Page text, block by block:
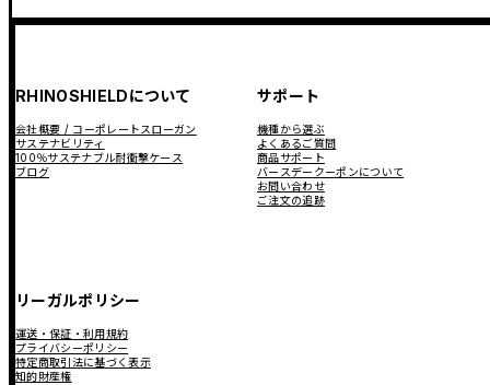
RHINOSHIELDについて
会社概要 / コーポレートスローガン
サステナビリティ
100％サステナブル耐衝撃ケース
ブログ
サポート
機種から選ぶ
よくあるご質問
商品サポート
バースデークーポンについて
お問い合わせ
ご注文の追跡
リーガルポリシー
運送・保証・利用規約
プライバシーポリシー
特定商取引法に基づく表示
知的財産権